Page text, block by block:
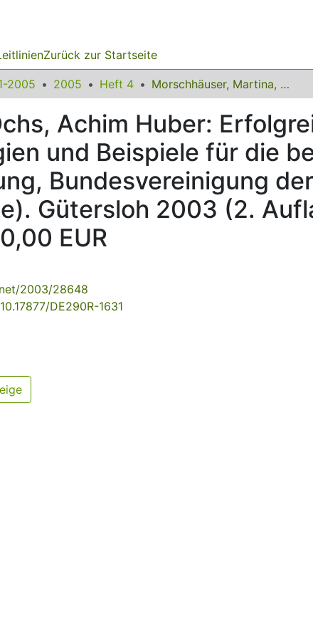
Zurück zur Startseite
2005 2005 Heft 4 Morschhäuser, Martina, Peter Ochs, Achim Huber: Erfolgreich mit älteren Arbeitnehmern - Strategien und Beispiele für die betriebliche Praxis (Hrsg: Bertelsmann Stiftung, Bundesvereinigung der Deutschen Arbeitgeberverbände). Gütersloh 2003 (2. Auflage 2005), ISBN: 3-89204-738-3, 10,00 EUR
Achim Huber:
und Beispiele für die
Bundesvereinigung der
Gütersloh 2003 (2.
EUR
2003/28648
DE290R-1631